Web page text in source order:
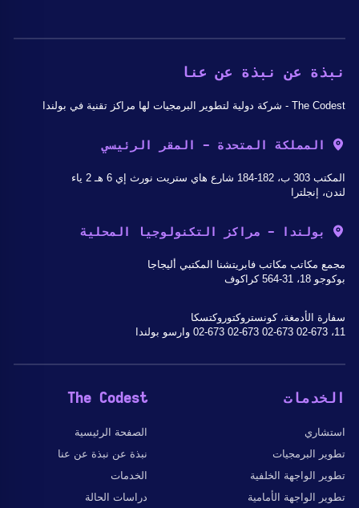
نبذة عن نبذة عن عنا
The Codest - شركة دولية لتطوير البرمجيات لها مراكز تقنية في بولندا
المملكة المتحدة - المقر الرئيسي
المكتب 303 ب، 182-184 شارع هاي ستريت نورث إي 6 هـ 2 ياء
لندن، إنجلترا
بولندا - مراكز التكنولوجيا المحلية
مجمع مكاتب مكاتب فابريتشنا المكتبي أليجاجا
بوكوجو 18، 31-564 كراكوف
سفارة الأدمغة، كونستروكتوروكتسكا
11، 02-673 02-673 02-673 02-673 وارسو بولندا
The Codest
الصفحة الرئيسية
نبذة عن نبذة عن عنا
الخدمات
دراسات الحالة
الخدمات
استشاري
تطوير البرمجيات
تطوير الواجهة الخلفية
تطوير الواجهة الأمامية